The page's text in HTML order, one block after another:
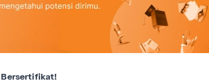
Bersertifikat!